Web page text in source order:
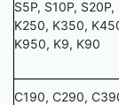
S5P, S10P,
K250, K350,
K950, K9, K90
C190, C290,